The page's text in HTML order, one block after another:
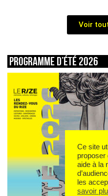
Voir
Programme d’été 2026
Ce site
proposer
aide à la
les
savoir